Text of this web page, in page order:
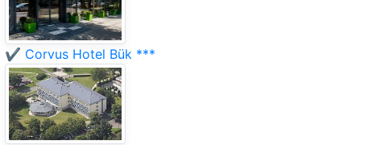
✔️ Corvus Hotel Bük ***